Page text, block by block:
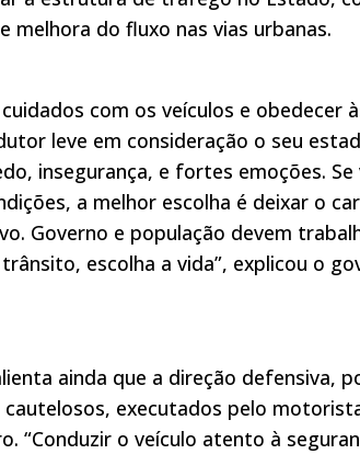
melhora do fluxo nas vias urbanas.
cuidados com os veículos e
leve em consideração o seu
insegurança, e fortes emoções.
a melhor escolha é deixar o
Governo e população devem
escolha a vida”, explicou o
ainda que a direção defensiva,
executados pelo
“Conduzir o veículo atento à